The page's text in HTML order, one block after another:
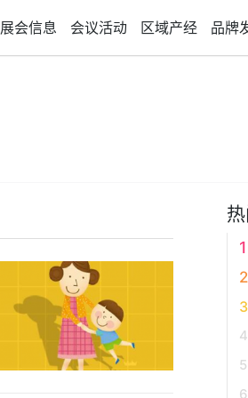
展会信息 会议活动 区域产经 品牌